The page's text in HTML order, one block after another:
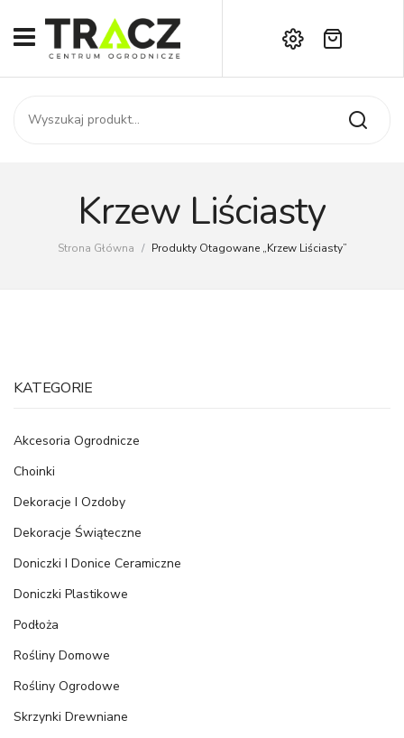
START
SKLEP
AKTUALNOŚCI
Kontakt
Brak produktów w koszyku.
Krzew Liściasty
Strona Główna / Produkty Otagowane „krzew Liściasty”
KATEGORIE
Akcesoria Ogrodnicze
Choinki
Dekoracje I Ozdoby
Dekoracje Świąteczne
Doniczki I Donice Ceramiczne
Doniczki Plastikowe
Podłoża
Rośliny Domowe
Rośliny Ogrodowe
Skrzynki Drewniane